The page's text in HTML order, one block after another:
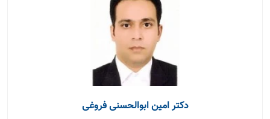
دکتر امین ابوالحسنی فروغی